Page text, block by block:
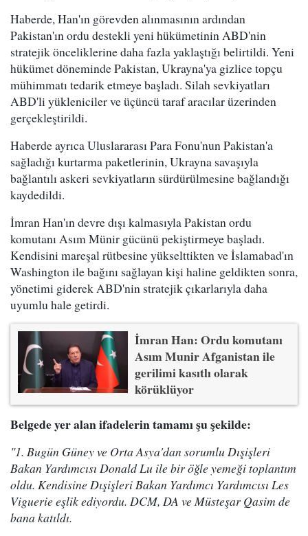
Haberde, Han'ın görevden alınmasının ardından
Pakistan'ın ordu destekli yeni hükümetinin ABD'nin
stratejik önceliklerine daha fazla yaklaştığı belirtildi. Yeni
hükümet döneminde Pakistan, Ukrayna'ya gizlice topçu
mühimmatı tedarik etmeye başladı. Silah sevkiyatları
ABD'li yükleniciler ve üçüncü taraf aracılar üzerinden
gerçekleştirildi.
Haberde ayrıca Uluslararası Para Fonu'nun Pakistan'a
sağladığı kurtarma paketlerinin, Ukrayna savaşıyla
bağlantılı askeri sevkiyatların sürdürülmesine bağlandığı
kaydedildi.
İmran Han'ın devre dışı kalmasıyla Pakistan ordu
komutanı Asım Münir gücünü pekiştirmeye başladı.
Kendisini mareşal rütbesine yükselttikten ve İslamabad'ın
Washington ile bağını sağlayan kişi haline geldikten sonra,
yönetimi giderek ABD'nin stratejik çıkarlarıyla daha
uyumlu hale getirdi.
İmran Han: Ordu komutanı
Asım Munir Afganistan ile
gerilimi kasıtlı olarak
körüklüyor
Belgede yer alan ifadelerin tamamı şu şekilde:
"1. Bugün Güney ve Orta Asya'dan sorumlu Dışişleri
Bakan Yardımcısı Donald Lu ile bir öğle yemeği toplantım
oldu. Kendisine Dışişleri Bakan Yardımcı Yardımcısı Les
Viguerie eşlik ediyordu. DCM, DA ve Müsteşar Qasim de
bana katıldı.